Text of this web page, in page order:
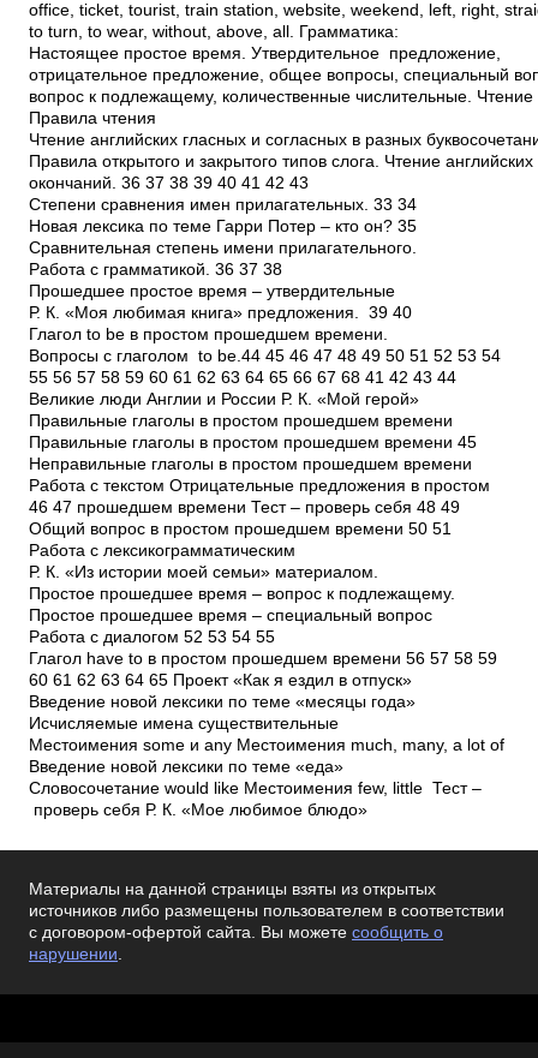
office, ticket, tourist, train station, website, weekend, left, right,
to turn, to wear, without, above, all. Грамматика:
Настоящее простое время. Утвердительное предложение,
отрицательное предложение, общее вопросы, специальный
вопрос к подлежащему, количественные числительные. Чтение
Правила чтения
Чтение английских гласных и согласных в разных
Правила открытого и закрытого типов слога. Чтение английских
окончаний. 36 37 38 39 40 41 42 43
Степени сравнения имен прилагательных. 33 34
Новая лексика по теме Гарри Потер – кто он? 35
Сравнительная степень имени прилагательного.
Работа с грамматикой. 36 37 38
Прошедшее простое время – утвердительные
Р. К. «Моя любимая книга» предложения. 39 40
Глагол to be в простом прошедшем времени.
Вопросы с глаголом to be.44 45 46 47 48 49 50 51 52 53 54
55 56 57 58 59 60 61 62 63 64 65 66 67 68 41 42 43 44
Великие люди Англии и России Р. К. «Мой герой»
Правильные глаголы в простом прошедшем времени
Правильные глаголы в простом прошедшем времени 45
Неправильные глаголы в простом прошедшем времени
Работа с текстом Отрицательные предложения в простом
46 47 прошедшем времени Тест – проверь себя 48 49
Общий вопрос в простом прошедшем времени 50 51
Работа с лексико­грамматическим
Р. К. «Из истории моей семьи» материалом.
Простое прошедшее время – вопрос к подлежащему.
Простое прошедшее время – специальный вопрос
Работа с диалогом 52 53 54 55
Глагол have to в простом прошедшем времени 56 57 58 59
60 61 62 63 64 65 Проект «Как я ездил в отпуск»
Введение новой лексики по теме «месяцы года»
Исчисляемые имена существительные
Местоимения some и any Местоимения much, many, a lot of
Введение новой лексики по теме «еда»
Словосочетание would like Местоимения few, little Тест –
проверь себя Р. К. «Мое любимое блюдо»
Материалы на данной страницы взяты из открытых
источников либо размещены пользователем в соответствии
с договором-офертой сайта. Вы можете сообщить о
нарушении.